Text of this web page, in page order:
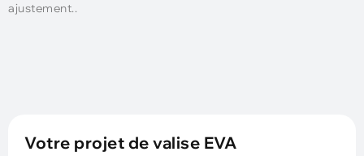
ajustement..
Votre projet de valise EVA